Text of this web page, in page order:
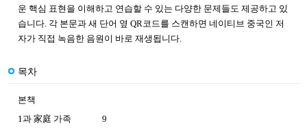
운 핵심 표현을 이해하고 연습할 수 있는 다양한 문제들도 제공하고 있
습니다. 각 본문과 새 단어 옆 QR코드를 스캔하면 네이티브 중국인 저
자가 직접 녹음한 음원이 바로 재생됩니다.
목차
본책
1과 家庭 가족 9